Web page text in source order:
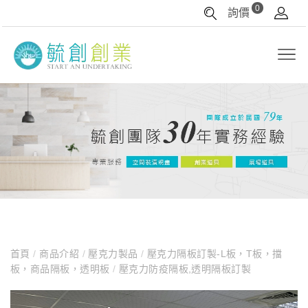
詢價 0
首頁/ 商品介紹 /壓克力製品/ 壓克力隔板訂製-L板，T板，擋
板，商品隔板，透明板 / 壓克力防疫隔板,透明隔板訂製